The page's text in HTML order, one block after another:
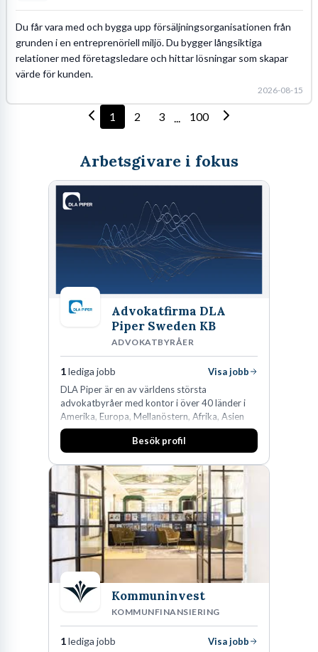
Du får vara med och bygga upp försäljningsorganisationen från
grunden i en entreprenöriell miljö. Du bygger långsiktiga
relationer med företagsledare och hittar lösningar som skapar
värde för kunden.
2026-08-15
1 2 3 ... 100
Arbetsgivare i fokus
Advokatfirma DLA
Piper Sweden KB
ADVOKATBYRÅER
1lediga jobb
Visa jobb
DLA Piper är en av världens största
advokatbyråer med kontor i över 40 länder i
Amerika, Europa, Mellanöstern, Afrika, Asien
och Oceanien. Vi är specialister inom
affärsjuridikens alla områden och vi har några
fler än 450 jurister på fem kontor i Stockholm,
Köpenhamn, Århus, Oslo och Helsingfors kan vi
på DLA Piper erbjuda våra klienter en unik,
effektiv och gränsöverskridande nordisk
expertis. På vårt kontor i centrala Stockholm är
vi idag drygt 240 medarbetare.
Besök profil
Kommuninvest
KOMMUNFINANSIERING
1lediga jobb
Visa jobb